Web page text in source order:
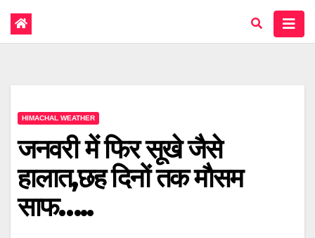
HIMACHAL WEATHER
जनवरी में फिर सूखे जैसे
हालात,छह दिनों तक माैसम
साफ…..